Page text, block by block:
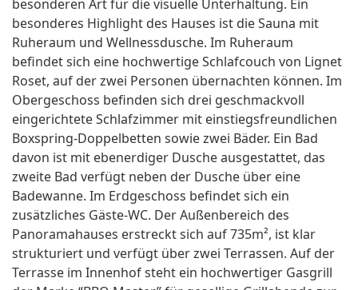
besonderen Art für die visuelle Unterhaltung. Ein
besonderes Highlight des Hauses ist die Sauna mit
Ruheraum und Wellnessdusche. Im Ruheraum
befindet sich eine hochwertige Schlafcouch von Lignet
Roset, auf der zwei Personen übernachten können. Im
Obergeschoss befinden sich drei geschmackvoll
eingerichtete Schlafzimmer mit einstiegsfreundlichen
Boxspring-Doppelbetten sowie zwei Bäder. Ein Bad
davon ist mit ebenerdiger Dusche ausgestattet, das
zweite Bad verfügt neben der Dusche über eine
Badewanne. Im Erdgeschoss befindet sich ein
zusätzliches Gäste-WC. Der Außenbereich des
Panoramahauses erstreckt sich auf 735m², ist klar
strukturiert und verfügt über zwei Terrassen. Auf der
Terrasse im Innenhof steht ein hochwertiger Gasgrill